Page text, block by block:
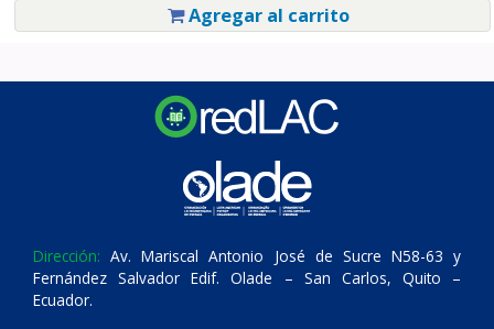
Agregar al carrito
Dirección: Av. Mariscal Antonio José de Sucre N58-63 y
Fernández Salvador Edif. Olade – San Carlos, Quito –
Ecuador.